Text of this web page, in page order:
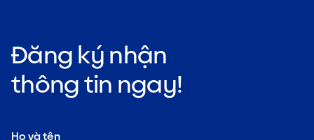
Đăng ký nhận
thông tin ngay!
Họ và tên